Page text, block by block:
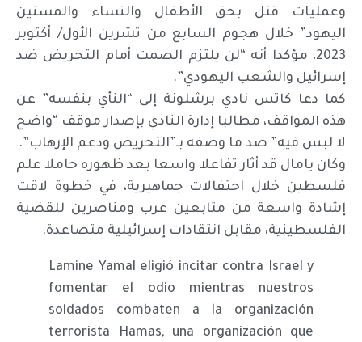
وعمليات قتل بحق الأطفال والنساء والمسنين
اليهود” خلال هجوم السابع من تشرين الأول/ أكتوبر
2023، مؤكدا أنه “لن يلتزم الصمت أمام التحريض ضد
إسرائيل والشعب اليهودي”.
كما دعا كاتس نادي برشلونة إلى “النأي بنفسه” عن
هذه المواقف، مطالبا إدارة النادي بإصدار موقف “واضح
لا لبس فيه” ضد ما وصفه بـ”التحريض ودعم الإرهاب”.
وكان يامال قد أثار تفاعلا واسعا بعد ظهوره حاملا علم
فلسطين خلال احتفالات جماهيرية، في خطوة لاقت
إشادة واسعة من متابعين عرب ومناصرين للقضية
الفلسطينية، مقابل انتقادات إسرائيلية متصاعدة.
Lamine Yamal eligió incitar contra Israel y
fomentar el odio mientras nuestros
soldados combaten a la organización
terrorista Hamas, una organización que